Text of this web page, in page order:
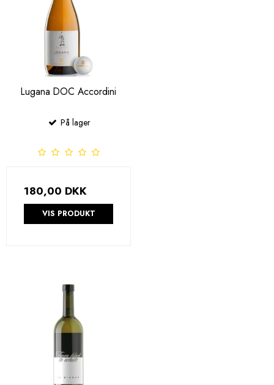
Lugana DOC Accordini
På lager
180,00 DKK
VIS PRODUKT